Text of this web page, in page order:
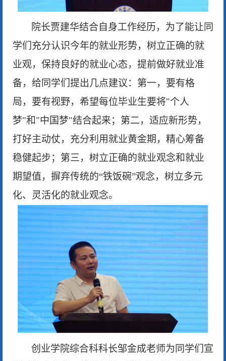
院长贾建华结合自身工作经历，为了能让同
学们充分认识今年的就业形势，树立正确的就
业观，保持良好的就业心态，提前做好就业准
备，给同学们提出几点建议：第一，要有格
局，要有视野，希望每位毕业生要将"个人
梦"和"中国梦"结合起来；第二，适应新形势，
打好主动仗，充分利用就业黄金期，精心筹备
稳健起步；第三，树立正确的就业观念和就业
期望值，摒弃传统的“铁饭碗”观念，树立多元
化、灵活化的就业观念。
创业学院综合科科长邹金成老师为同学们宣